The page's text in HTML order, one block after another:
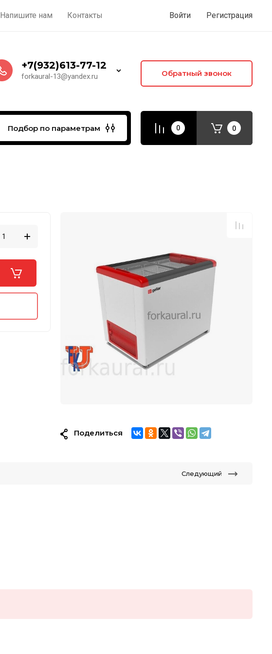
Напишите нам Контакты Войти Регистрация
+7(932)613-77-12
forkaural-13@yandex.ru Обратный звонок
Подбор по параметрам 0 0
Поделиться
Следующий